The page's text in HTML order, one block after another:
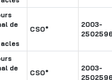
de
CSO*
2003-
de
CSO*
2003-